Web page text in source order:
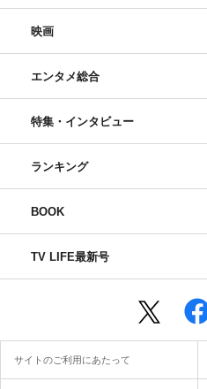
映画
エンタメ総合
特集・インタビュー
ランキング
BOOK
TV LIFE最新号
サイトのご利用にあたって